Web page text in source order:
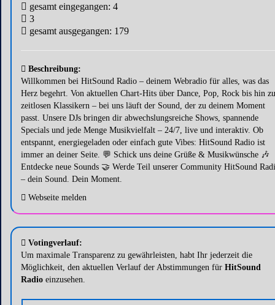
gesamt eingegangen: 4
3
gesamt ausgegangen: 179
Beschreibung:
Willkommen bei HitSound Radio – deinem Webradio für alles, was das
Herz begehrt. Von aktuellen Chart-Hits über Dance, Pop, Rock bis hin zu
zeitlosen Klassikern – bei uns läuft der Sound, der zu deinem Moment
passt. Unsere DJs bringen dir abwechslungsreiche Shows, spannende
Specials und jede Menge Musikvielfalt – 24/7, live und interaktiv. Ob
entspannt, energiegeladen oder einfach gute Vibes: HitSound Radio ist
immer an deiner Seite. 💬 Schick uns deine Grüße & Musikwünsche 🎶
Entdecke neue Sounds 🤝 Werde Teil unserer Community HitSound
– dein Sound. Dein Moment.
Webseite melden
Votingverlauf:
Um maximale Transparenz zu gewährleisten, habt Ihr jederzeit die
Möglichkeit, den aktuellen Verlauf der Abstimmungen für HitSound
Radio einzusehen.